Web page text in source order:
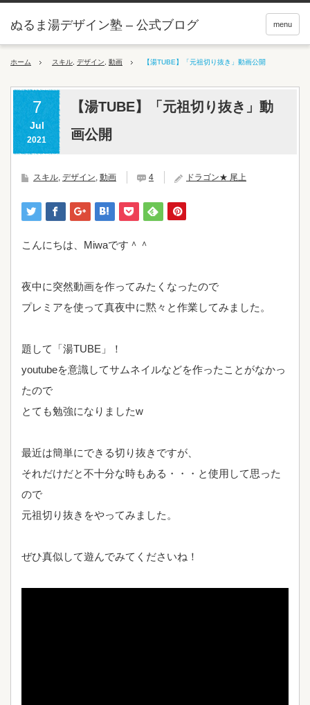
menu
ぬるま湯デザイン塾 – 公式ブログ
ホーム スキル デザイン 動画 【湯TUBE】「元祖切り抜き」動画公開
7
Jul
2021
【湯TUBE】「元祖切り抜き」動
画公開
スキル, デザイン, 動画 4 ドラゴン★ 尾上
こんにちは、Miwaです＾＾
夜中に突然動画を作ってみたくなったので
プレミアを使って真夜中に黙々と作業してみました。
題して「湯TUBE」！
youtubeを意識してサムネイルなどを作ったことがなかっ
たので
とても勉強になりましたw
最近は簡単にできる切り抜きですが、
それだけだと不十分な時もある・・・と使用して思った
ので
元祖切り抜きをやってみました。
ぜひ真似して遊んでみてくださいね！